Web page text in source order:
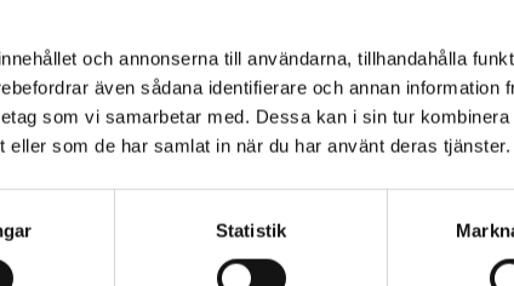
och annonserna till användarna, tillhandahålla
även sådana identifierare och annan information
som vi samarbetar med. Dessa kan i sin tur kombinera
som de har samlat in när du har använt deras tjänster.
Statistik